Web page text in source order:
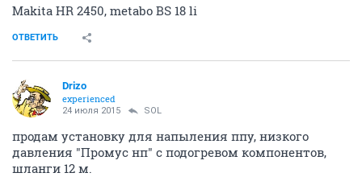
Makita HR 2450, metabo BS 18 li
ОТВЕТИТЬ
Drizo
experienced
24 июля 2015 SOL
продам установку для напыления ппу, низкого
давления "Промус нп" с подогревом компонентов,
шланги 12 м.